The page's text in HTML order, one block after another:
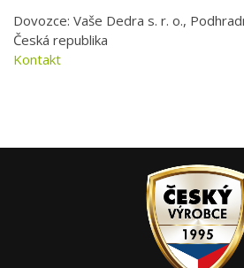
Dovozce: Vaše Dedra s. r. o.,
Česká republika
Kontakt